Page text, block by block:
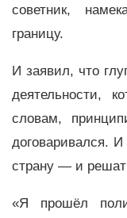
советник,
границу.
И заявил, что
деятельности,
словам,
договаривался.
страну — и
«Я прошёл